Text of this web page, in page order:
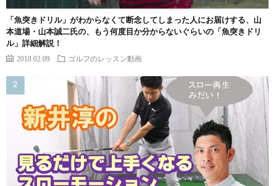
「魚突きドリル」がわからなくて断念してしまった人にお届けする、山
本道場・山本誠二氏の、もう何度目か分からないぐらいの「魚突きドリ
ル」詳細解説！
2018.02.09 ゴルフのレッスン動画